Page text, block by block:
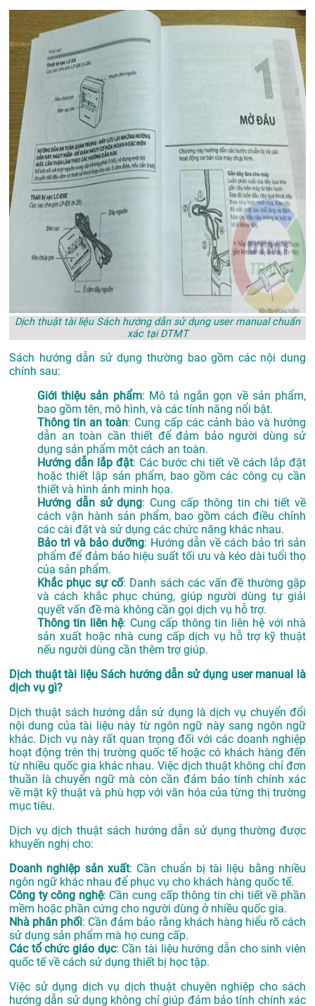
Dịch thuật tài liệu Sách hướng dẫn sử dụng user manual chuẩn
xác tại DTMT
Sách hướng dẫn sử dụng thường bao gồm các nội dung
chính sau:
Giới thiệu sản phẩm: Mô tả ngắn gọn về sản phẩm,
bao gồm tên, mô hình, và các tính năng nổi bật.
Thông tin an toàn: Cung cấp các cảnh báo và hướng
dẫn an toàn cần thiết để đảm bảo người dùng sử
dụng sản phẩm một cách an toàn.
Hướng dẫn lắp đặt: Các bước chi tiết về cách lắp đặt
hoặc thiết lập sản phẩm, bao gồm các công cụ cần
thiết và hình ảnh minh họa.
Hướng dẫn sử dụng: Cung cấp thông tin chi tiết về
cách vận hành sản phẩm, bao gồm cách điều chỉnh
các cài đặt và sử dụng các chức năng khác nhau.
Bảo trì và bảo dưỡng: Hướng dẫn về cách bảo trì sản
phẩm để đảm bảo hiệu suất tối ưu và kéo dài tuổi thọ
của sản phẩm.
Khắc phục sự cố: Danh sách các vấn đề thường gặp
và cách khắc phục chúng, giúp người dùng tự giải
quyết vấn đề mà không cần gọi dịch vụ hỗ trợ.
Thông tin liên hệ: Cung cấp thông tin liên hệ với nhà
sản xuất hoặc nhà cung cấp dịch vụ hỗ trợ kỹ thuật
nếu người dùng cần thêm trợ giúp.
Dịch thuật tài liệu Sách hướng dẫn sử dụng user manual là
dịch vụ gì?
Dịch thuật sách hướng dẫn sử dụng là dịch vụ chuyển đổi
nội dung của tài liệu này từ ngôn ngữ này sang ngôn ngữ
khác. Dịch vụ này rất quan trọng đối với các doanh nghiệp
hoạt động trên thị trường quốc tế hoặc có khách hàng đến
từ nhiều quốc gia khác nhau. Việc dịch thuật không chỉ đơn
thuần là chuyển ngữ mà còn cần đảm bảo tính chính xác
về mặt kỹ thuật và phù hợp với văn hóa của từng thị trường
mục tiêu.
Dịch vụ dịch thuật sách hướng dẫn sử dụng thường được
khuyến nghị cho:
Doanh nghiệp sản xuất: Cần chuẩn bị tài liệu bằng nhiều
ngôn ngữ khác nhau để phục vụ cho khách hàng quốc tế.
Công ty công nghệ: Cần cung cấp thông tin chi tiết về phần
mềm hoặc phần cứng cho người dùng ở nhiều quốc gia.
Nhà phân phối: Cần đảm bảo rằng khách hàng hiểu rõ cách
sử dụng sản phẩm mà họ cung cấp.
Các tổ chức giáo dục: Cần tài liệu hướng dẫn cho sinh viên
quốc tế về cách sử dụng thiết bị học tập.
Việc sử dụng dịch vụ dịch thuật chuyên nghiệp cho sách
hướng dẫn sử dụng không chỉ giúp đảm bảo tính chính xác